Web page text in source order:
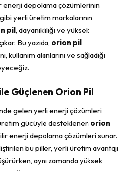
enerji depolama çözümlerinin
gibi yerli üretim markalarının
pil, dayanıklılığı ve yüksek
Bu yazıda, orion pil
kullanım alanlarını ve sağladığı
Güçlenen Orion Pil
gelen yerli enerji çözümleri
gücüyle desteklenen orion
enerji depolama çözümleri sunar.
bu piller, yerli üretim avantajı
aynı zamanda yüksek